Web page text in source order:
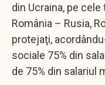
din Ucraina, pe
România – Rusia,
protejaţi,
sociale 75% din
de 75% din salariul